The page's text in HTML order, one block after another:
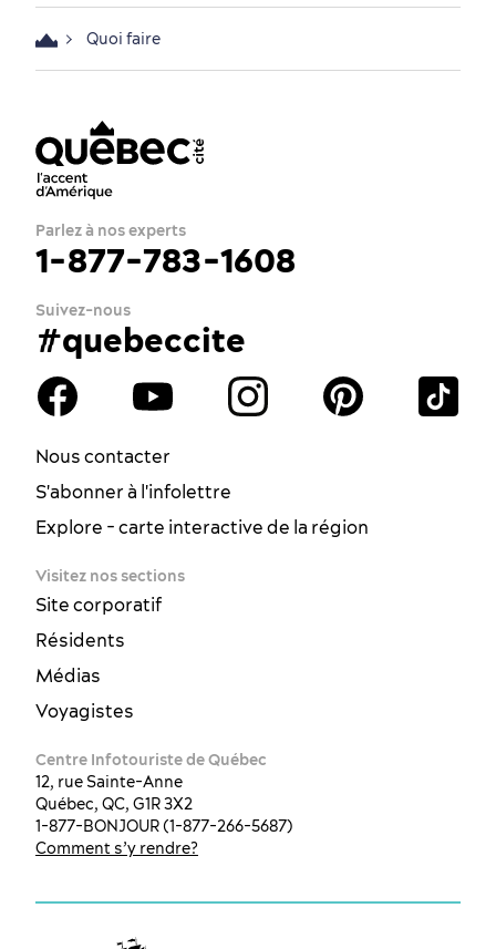
Quoi faire
Parlez à nos experts
1-877-783-1608
Suivez-nous
#quebeccite
Nous contacter
S'abonner à l'infolettre
Explore - carte interactive de la région
Visitez nos sections
Site corporatif
Résidents
Médias
Voyagistes
Centre Infotouriste de Québec
12, rue Sainte-Anne
Québec, QC, G1R 3X2
1-877-BONJOUR (1-877-266-5687)
Comment s’y rendre?